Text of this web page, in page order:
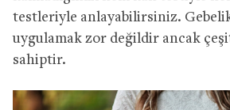
testleriyle anlayabilirsiniz.
uygulamak zor değildir ancak
sahiptir.